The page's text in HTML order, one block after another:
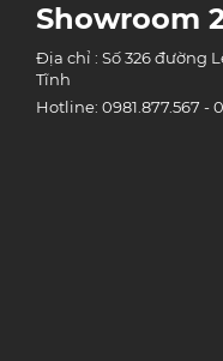
Showroom
Địa chỉ : Số 326 đường
Tĩnh
Hotline: 0981.877.567 -